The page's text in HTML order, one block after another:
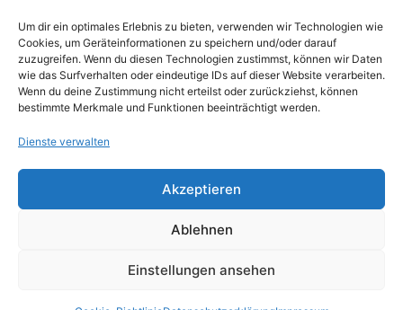
Um dir ein optimales Erlebnis zu bieten, verwenden wir Technologien wie
Cookies, um Geräteinformationen zu speichern und/oder darauf
zuzugreifen. Wenn du diesen Technologien zustimmst, können wir Daten
wie das Surfverhalten oder eindeutige IDs auf dieser Website verarbeiten.
Wenn du deine Zustimmung nicht erteilst oder zurückziehst, können
bestimmte Merkmale und Funktionen beeinträchtigt werden.
Dienste verwalten
Akzeptieren
Ablehnen
Einstellungen ansehen
Matthias-
Beltz-
Platz
oder
Haltestelle
Nibelungenplatz/FH
Datenschutzerklärung